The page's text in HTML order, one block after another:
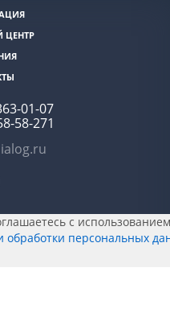
ЦЕНТР
01-07
58-271
с
обработки персональных